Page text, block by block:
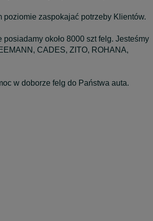
poziomie zaspokajać potrzeby Klientów.
około 8000 szt felg. Jesteśmy
CADES, ZITO, ROHANA,
w doborze felg do Państwa auta.